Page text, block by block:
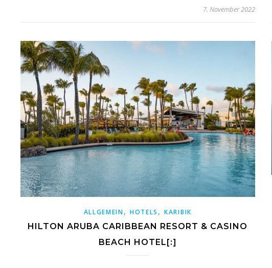
7. November 2022
ALLGEMEIN, HOTELS ,KARIBIK
HILTON ARUBA CARIBBEAN RESORT & CASINO
BEACH HOTEL[:]